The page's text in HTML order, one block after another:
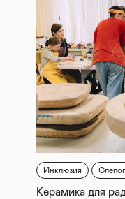
Инклюзия
Керамика для